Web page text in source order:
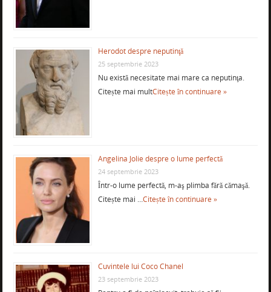
Herodot despre neputinţă
25 septembrie 2023
Nu există necesitate mai mare ca neputinţa.
Citește mai multCitește în continuare »
Angelina Jolie despre o lume perfectă
24 septembrie 2023
Într-o lume perfectă, m-aş plimba fără cămaşă.
Citește mai …Citește în continuare »
Cuvintele lui Coco Chanel
23 septembrie 2023